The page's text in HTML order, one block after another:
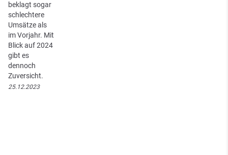
beklagt sogar
schlechtere
Umsätze als
im Vorjahr. Mit
Blick auf 2024
gibt es
dennoch
Zuversicht.
25.12.2023